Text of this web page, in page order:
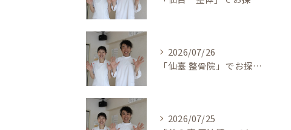
2026/07/26
「仙臺 整骨院」でお探しの方へ〜本当の整体を仙台で！伊東鍼灸整骨院
2026/07/25